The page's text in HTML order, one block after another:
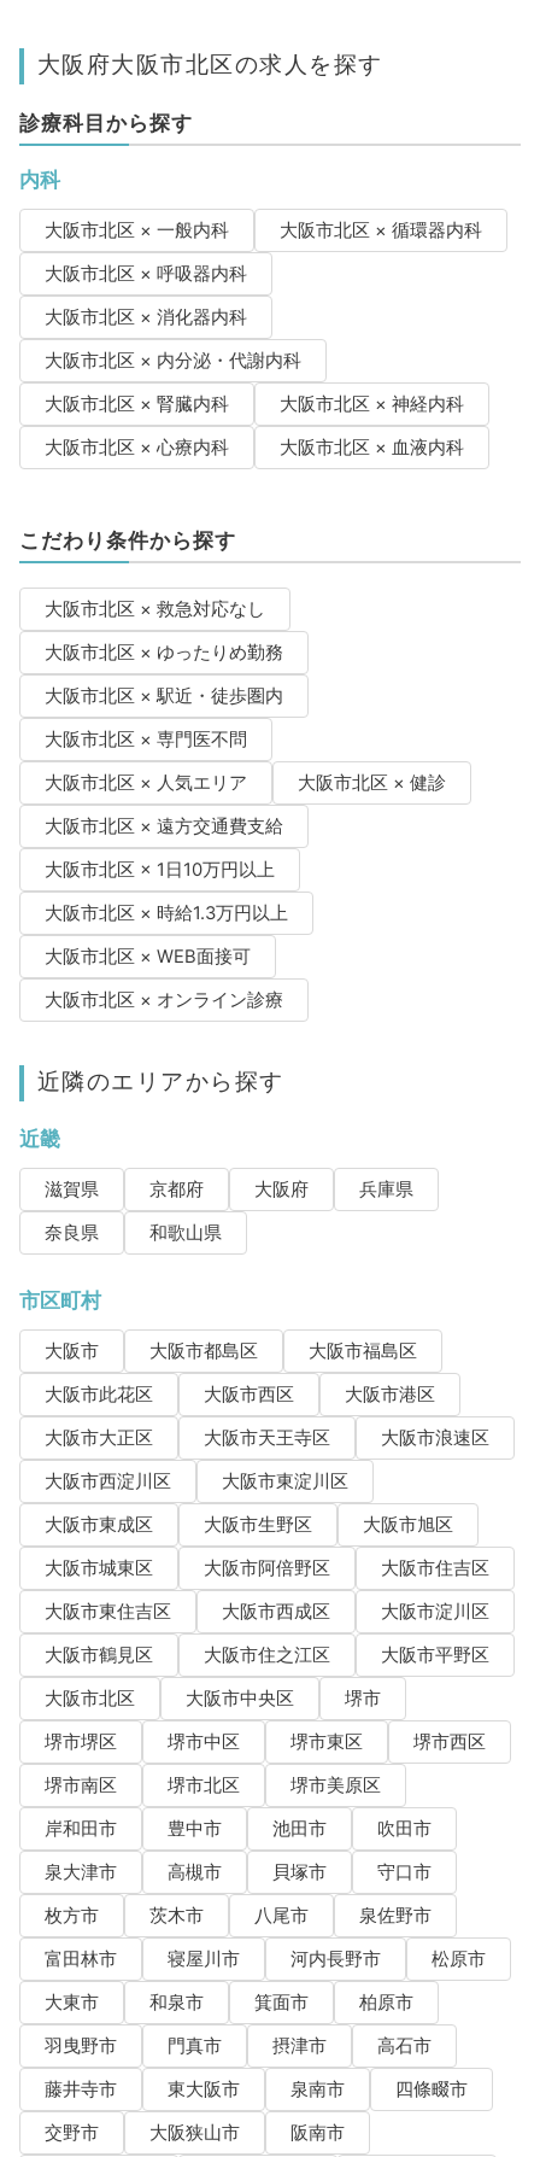
大阪府大阪市北区の求人を探す
診療科目から探す
内科
大阪市北区 × 一般内科
大阪市北区 × 循環器内科
大阪市北区 × 呼吸器内科
大阪市北区 × 消化器内科
大阪市北区 × 内分泌・代謝内科
大阪市北区 × 腎臓内科
大阪市北区 × 神経内科
大阪市北区 × 心療内科
大阪市北区 × 血液内科
こだわり条件から探す
大阪市北区 × 救急対応なし
大阪市北区 × ゆったりめ勤務
大阪市北区 × 駅近・徒歩圏内
大阪市北区 × 専門医不問
大阪市北区 × 人気エリア
大阪市北区 × 健診
大阪市北区 × 遠方交通費支給
大阪市北区 × 1日10万円以上
大阪市北区 × 時給1.3万円以上
大阪市北区 × WEB面接可
大阪市北区 × オンライン診療
近隣のエリアから探す
近畿
滋賀県 京都府 大阪府
兵庫県
奈良県
和歌山県
市区町村
大阪市 大阪市都島区
大阪市福島区
大阪市此花区
大阪市西区
大阪市港区
大阪市大正区
大阪市天王寺区
大阪市浪速区
大阪市西淀川区
大阪市東淀川区
大阪市東成区
大阪市生野区
大阪市旭区
大阪市城東区
大阪市阿倍野区
大阪市住吉区
大阪市東住吉区
大阪市西成区
大阪市淀川区
大阪市鶴見区
大阪市住之江区
大阪市平野区
大阪市北区
大阪市中央区
堺市
堺市堺区
堺市中区 堺市東区
堺市西区
堺市南区
堺市北区
堺市美原区
岸和田市
豊中市 池田市
吹田市
泉大津市
高槻市 貝塚市
守口市
枚方市
茨木市 八尾市
泉佐野市
富田林市
寝屋川市 河内長野市
松原市
大東市
和泉市 箕面市
柏原市
羽曳野市
門真市 摂津市
高石市
藤井寺市
東大阪市 泉南市
四條畷市
交野市
大阪狭山市
阪南市